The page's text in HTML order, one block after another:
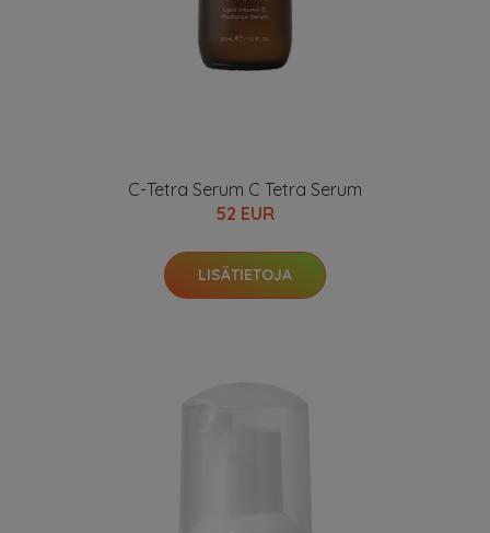
C-Tetra Serum C Tetra Serum
52 EUR
LISÄTIETOJA